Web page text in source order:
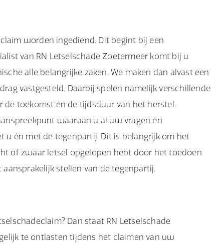
worden ingediend. Dit begint bij een
van RN Letselschade Zoetermeer komt bij u
alle belangrijke zaken. We maken dan alvast een
vastgesteld. Daarbij spelen namelijk verschillende
de toekomst en de tijdsduur van het herstel.
waaraan u al uw vragen en
én met de tegenpartij. Dit is belangrijk om het
of zwaar letsel opgelopen hebt door het toedoen
stellen van de tegenpartij.
Dan staat RN Letselschade
te ontlasten tijdens het claimen van uw